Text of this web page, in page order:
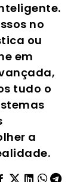
no
ou
em
tudo o
a